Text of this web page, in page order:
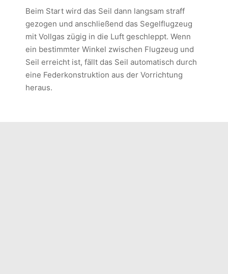
Beim Start wird das Seil dann langsam straff
gezogen und anschließend das Segelflugzeug
mit Vollgas zügig in die Luft geschleppt. Wenn
ein bestimmter Winkel zwischen Flugzeug und
Seil erreicht ist, fällt das Seil automatisch durch
eine Federkonstruktion aus der Vorrichtung
heraus.